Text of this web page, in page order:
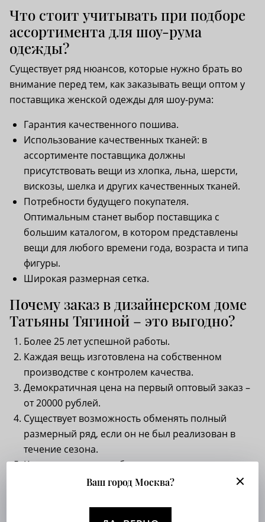
Что стоит учитывать при подборе
ассортимента для шоу-рума
одежды?
Существует ряд нюансов, которые нужно брать во
внимание перед тем, как заказывать вещи оптом у
поставщика женской одежды для шоу-рума:
Гарантия качественного пошива.
Использование качественных тканей: в
ассортименте поставщика должны
присутствовать вещи из хлопка, льна, шерсти,
вискозы, шелка и других качественных тканей.
Потребности будущего покупателя.
Оптимальным станет выбор поставщика с
большим каталогом, в котором представлены
вещи для любого времени года, возраста и типа
фигуры.
Широкая размерная сетка.
Почему заказ в дизайнерском доме
Татьяны Тягиной – это выгодно?
Более 25 лет успешной работы.
Каждая вещь изготовлена на собственном
производстве с контролем качества.
Демократичная цена на первый оптовый заказ –
от 20000 рублей.
Существует возможность обменять полный
размерный ряд, если он не был реализован в
течение сезона.
Каталог регулярно обновляется: присутствуют
лимитированные и постоянные коллекции.
Женская одежда оптом от производителя
Ваш город Москва?